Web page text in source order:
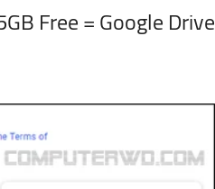
Free = Google Drive